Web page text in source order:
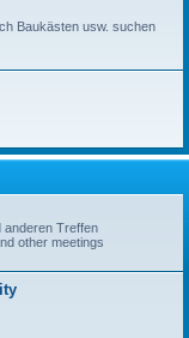
Baukästen usw. suchen
anderen Treffen
other meetings